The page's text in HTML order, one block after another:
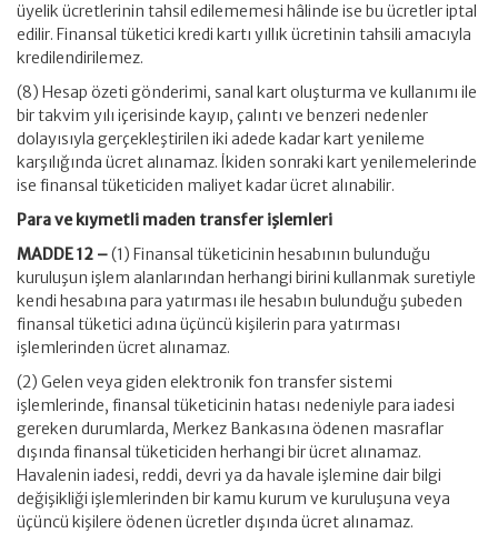
üyelik ücretlerinin tahsil edilememesi hâlinde ise bu ücretler iptal
edilir. Finansal tüketici kredi kartı yıllık ücretinin tahsili amacıyla
kredilendirilemez.
(8) Hesap özeti gönderimi, sanal kart oluşturma ve kullanımı ile
bir takvim yılı içerisinde kayıp, çalıntı ve benzeri nedenler
dolayısıyla gerçekleştirilen iki adede kadar kart yenileme
karşılığında ücret alınamaz. İkiden sonraki kart yenilemelerinde
ise finansal tüketiciden maliyet kadar ücret alınabilir.
Para ve kıymetli maden transfer işlemleri
MADDE 12 –(1) Finansal tüketicinin hesabının bulunduğu
kuruluşun işlem alanlarından herhangi birini kullanmak suretiyle
kendi hesabına para yatırması ile hesabın bulunduğu şubeden
finansal tüketici adına üçüncü kişilerin para yatırması
işlemlerinden ücret alınamaz.
(2) Gelen veya giden elektronik fon transfer sistemi
işlemlerinde, finansal tüketicinin hatası nedeniyle para iadesi
gereken durumlarda, Merkez Bankasına ödenen masraflar
dışında finansal tüketiciden herhangi bir ücret alınamaz.
Havalenin iadesi, reddi, devri ya da havale işlemine dair bilgi
değişikliği işlemlerinden bir kamu kurum ve kuruluşuna veya
üçüncü kişilere ödenen ücretler dışında ücret alınamaz.